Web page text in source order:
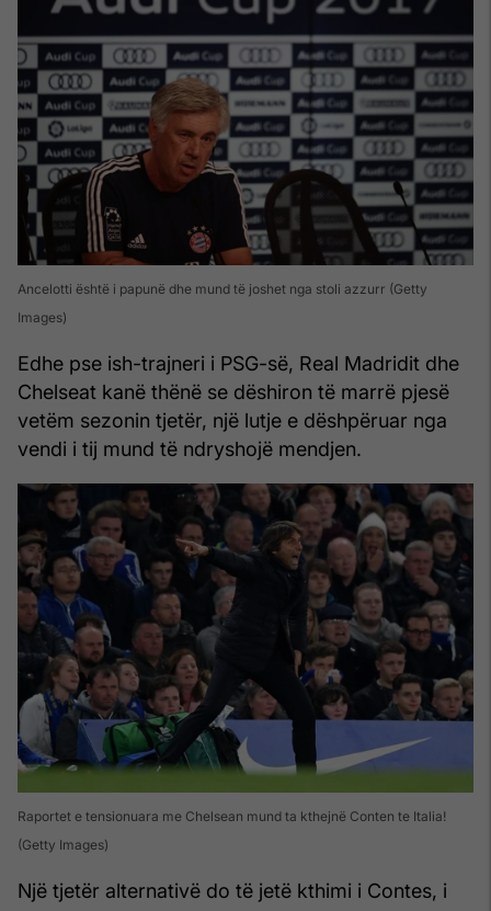
Ancelotti është i papunë dhe mund të joshet nga stoli azzurr (Getty
Images)
Edhe pse ish-trajneri i PSG-së, Real Madridit dhe
Chelseat kanë thënë se dëshiron të marrë pjesë
vetëm sezonin tjetër, një lutje e dëshpëruar nga
vendi i tij mund të ndryshojë mendjen.
Raportet e tensionuara me Chelsean mund ta kthejnë Conten te Italia!
(Getty Images)
Një tjetër alternativë do të jetë kthimi i Contes, i